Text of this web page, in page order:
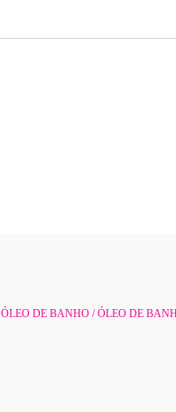
ÓLEO DE BANHO / ÓLEO DE